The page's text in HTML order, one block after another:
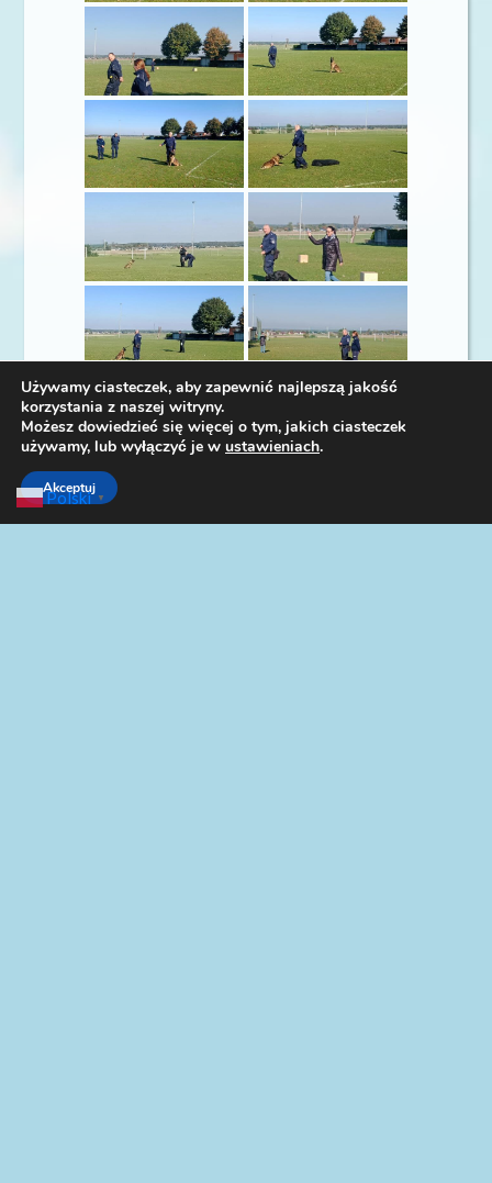
Polski ▼
Używamy ciasteczek, aby zapewnić najlepszą jakość
korzystania z naszej witryny.
Możesz dowiedzieć się więcej o tym, jakich ciasteczek
używamy, lub wyłączyć je w ustawieniach.
Akceptuj